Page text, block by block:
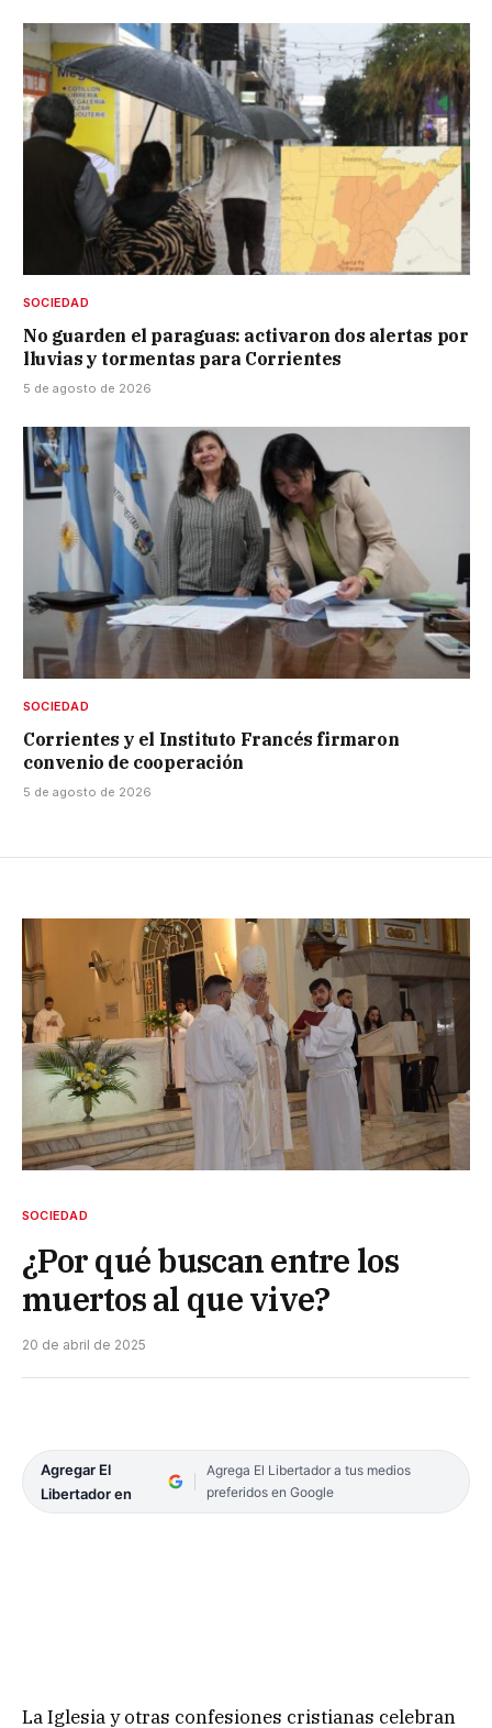
SOCIEDAD
No guarden el paraguas: activaron dos alertas por
lluvias y tormentas para Corrientes
5 de agosto de 2026
SOCIEDAD
Corrientes y el Instituto Francés firmaron
convenio de cooperación
5 de agosto de 2026
SOCIEDAD
¿Por qué buscan entre los
muertos al que vive?
20 de abril de 2025
Agregar El
Libertador en
Agrega El Libertador a tus medios
preferidos en Google
La Iglesia y otras confesiones cristianas celebran